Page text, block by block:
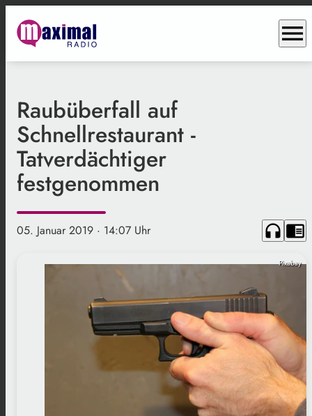
menu
Raubüberfall auf
Schnellrestaurant -
Tatverdächtiger
festgenommen
05. Januar 2019 · 14:07 Uhr headphones chrome_reader_mode
Pixabay